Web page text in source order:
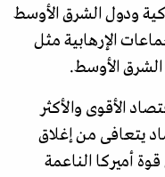
ودول الشرق الأوسط
الإرهابية مثل
الأوسط.
الأقوى والأكثر
يتعافى من إغلاق
أميركا الناعمة